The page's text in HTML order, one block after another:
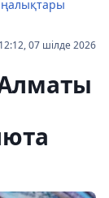
12:12, 07 шілде 2026